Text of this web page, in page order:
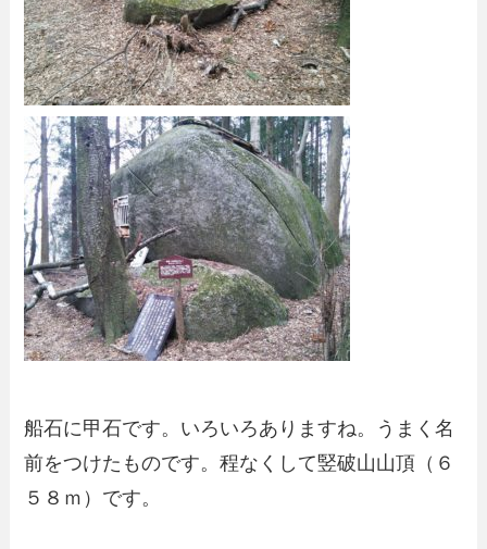
船石に甲石です。いろいろありますね。うまく名
前をつけたものです。程なくして竪破山山頂（６
５８ｍ）です。